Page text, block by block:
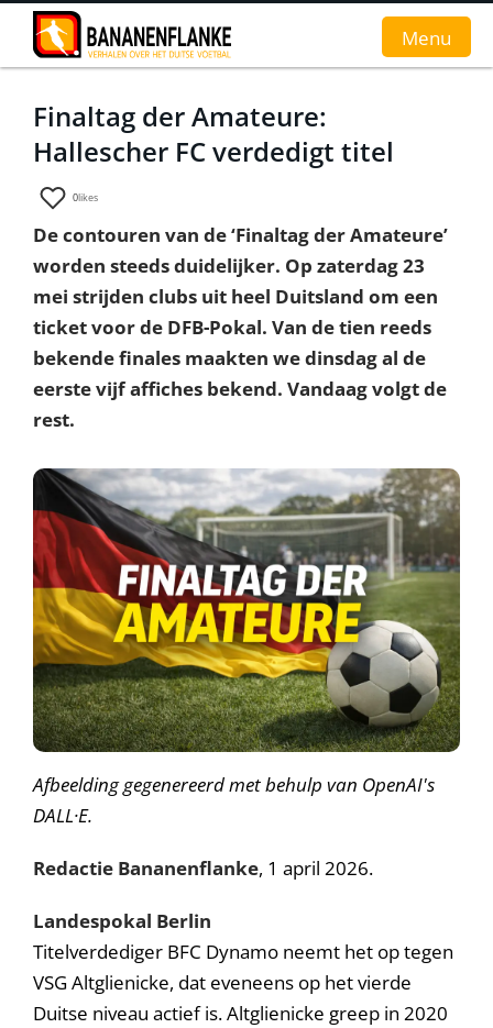
Home
Nieuws
Interviews
Groundhopverhalen
De fans
Achtergrond
Menu
Finaltag der Amateure:
Hallescher FC verdedigt titel
0likes
De contouren van de ‘Finaltag der Amateure’
worden steeds duidelijker. Op zaterdag 23
mei strijden clubs uit heel Duitsland om een
ticket voor de DFB-Pokal. Van de tien reeds
bekende finales maakten we dinsdag al de
eerste vijf affiches bekend. Vandaag volgt de
rest.
Afbeelding gegenereerd met behulp van OpenAI's
DALL·E.
Redactie Bananenflanke, 1 april 2026.
Landespokal Berlin
Titelverdediger BFC Dynamo neemt het op tegen
VSG Altglienicke, dat eveneens op het vierde
Duitse niveau actief is. Altglienicke greep in 2020